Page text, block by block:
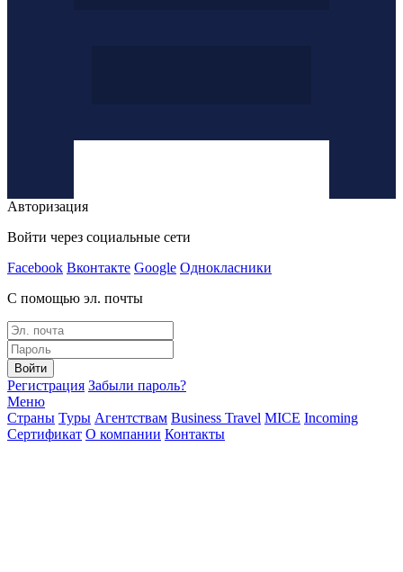
Авторизация
Войти через социальные сети
Facebook Вконтакте Google Однокласники
С помощью эл. почты
Войти
Регистрация Забыли пароль?
Меню
Страны Туры Агентствам Business Travel MICE Incoming
Сертификат О компании Контакты